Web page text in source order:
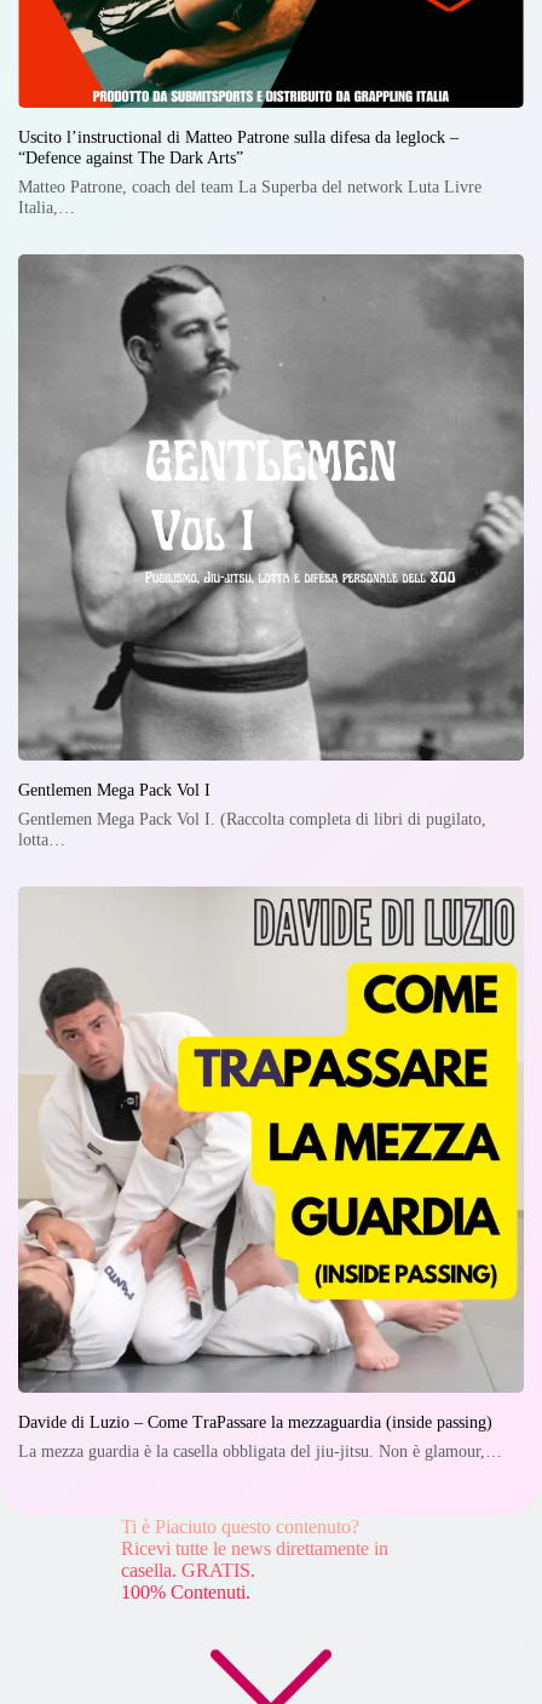
Uscito l’instructional di Matteo Patrone sulla difesa da leglock –
“Defence against The Dark Arts”
Matteo Patrone, coach del team La Superba del network Luta Livre
Italia,…
Gentlemen Mega Pack Vol I
Gentlemen Mega Pack Vol I. (Raccolta completa di libri di pugilato,
lotta…
Davide di Luzio – Come TraPassare la mezzaguardia (inside passing)
La mezza guardia è la casella obbligata del jiu-jitsu. Non è glamour,…
Ti è Piaciuto questo contenuto?
Ricevi tutte le news direttamente in
casella. GRATIS.
100% Contenuti.